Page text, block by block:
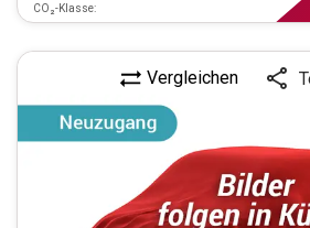
CO₂-Klasse:
Vergleichen